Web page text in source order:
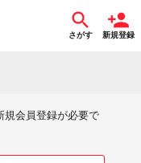
さがす 新規登録
規会員登録が必要で